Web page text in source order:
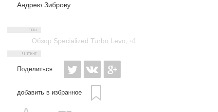
Андрею Зиброву
Обзор Specialized Turbo Levo ч1
Поделиться
добавить в избранное